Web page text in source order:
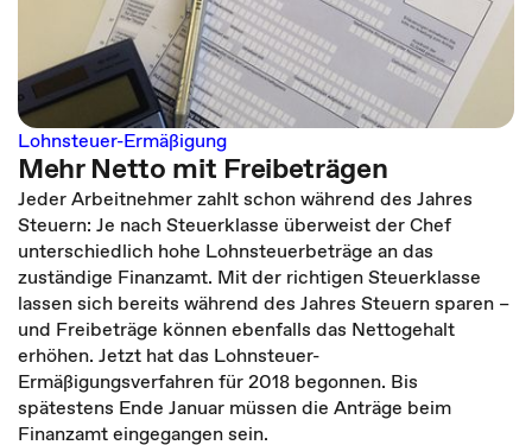
Lohnsteuer-Ermäßigung
Mehr Netto mit Freibeträgen
Jeder Arbeitnehmer zahlt schon während des Jahres
Steuern: Je nach Steuerklasse überweist der Chef
unterschiedlich hohe Lohnsteuerbeträge an das
zuständige Finanzamt. Mit der richtigen Steuerklasse
lassen sich bereits während des Jahres Steuern sparen –
und Freibeträge können ebenfalls das Nettogehalt
erhöhen. Jetzt hat das Lohnsteuer-
Ermäßigungsverfahren für 2018 begonnen. Bis
spätestens Ende Januar müssen die Anträge beim
Finanzamt eingegangen sein.